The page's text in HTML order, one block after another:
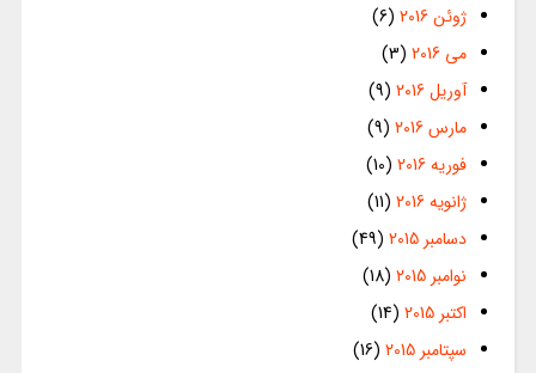
ژوئن 2016
(6)
می 2016
(3)
آوریل 2016
(9)
مارس 2016
(9)
فوریه 2016
(10)
ژانویه 2016
(11)
دسامبر 2015
(49)
نوامبر 2015
(18)
اکتبر 2015
(14)
سپتامبر 2015
(16)